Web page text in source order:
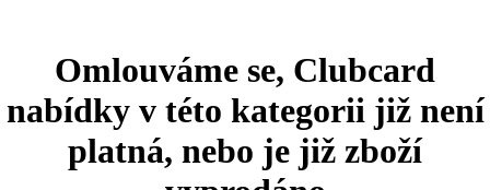
Omlouváme se, Clubcard
nabídky v této kategorii již není
platná, nebo je již zboží